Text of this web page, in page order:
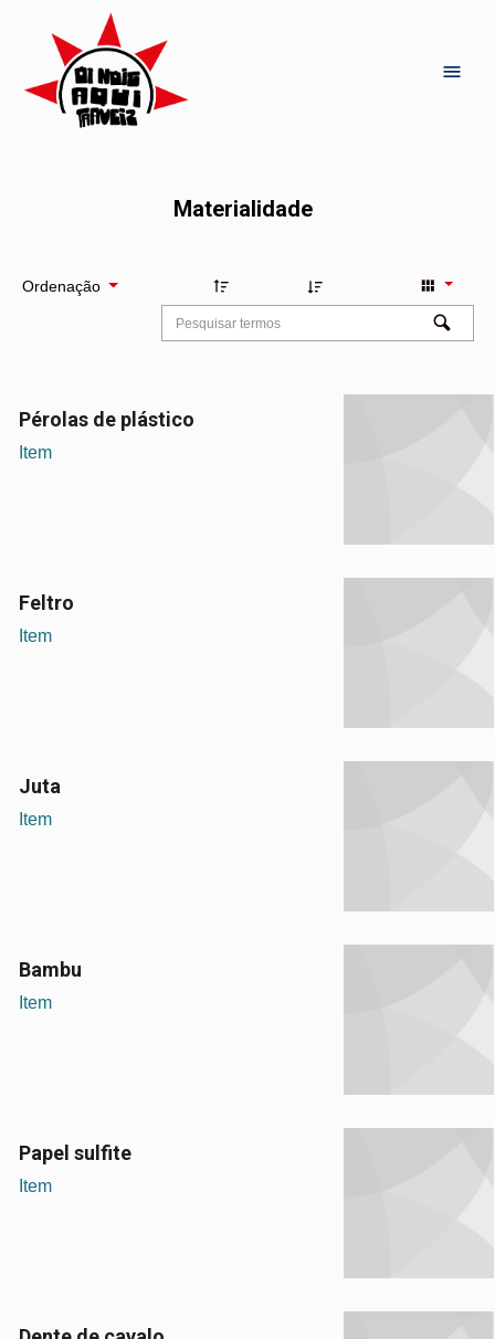
Materialidade
Ordenação
Pérolas de plástico
Item
Feltro
Item
Juta
Item
Bambu
Item
Papel sulfite
Item